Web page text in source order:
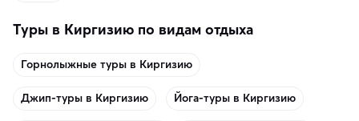
Туры в Киргизию по видам отдыха
Горнолыжные туры в Киргизию
Джип-туры в Киргизию Йога-туры в Киргизию